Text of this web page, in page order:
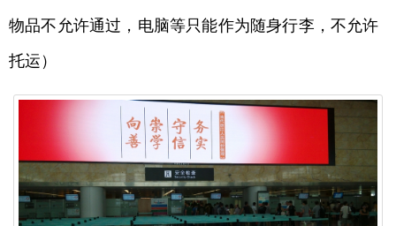
物品不允许通过，电脑等只能作为随身行李，不允许
托运）